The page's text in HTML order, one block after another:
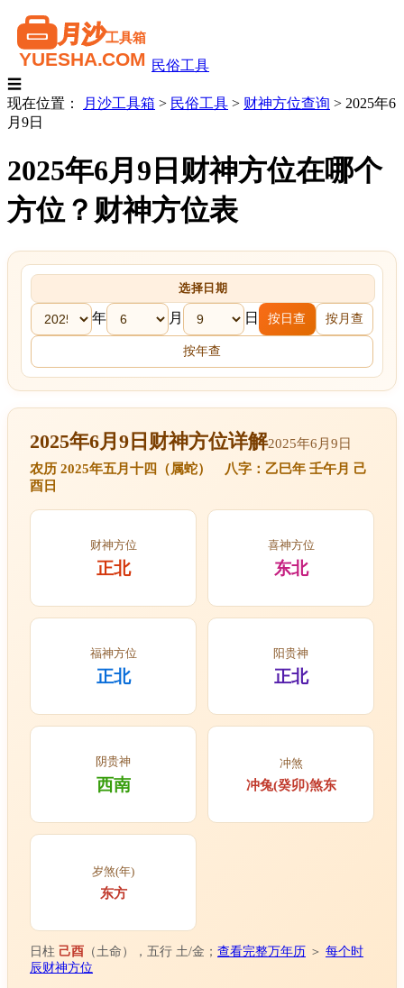
民俗工具
☰
现在位置：
月沙工具箱 > 民俗工具 > 财神方位查询 > 2025年6
月9日
2025年6月9日财神方位在哪个
方位？财神方位表
选择日期
年 月 日 按日查 按月查
按年查
2025年6月9日财神方位详解2025年6月9日
农历 2025年五月十四（属蛇） 八字：乙巳年 壬午月 己
酉日
财神方位
正北
喜神方位
东北
福神方位
正北
阳贵神
正北
阴贵神
西南
冲煞
冲兔(癸卯)煞东
岁煞(年)
东方
日柱 己酉 （土命），五行 土/金； 查看完整万年历 ＞ 每个时
辰财神方位